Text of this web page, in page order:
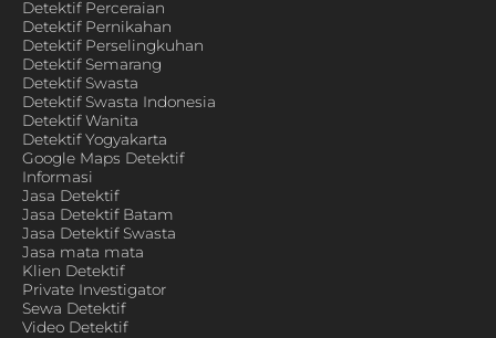
Detektif Perceraian
Detektif Pernikahan
Detektif Perselingkuhan
Detektif Semarang
Detektif Swasta
Detektif Swasta Indonesia
Detektif Wanita
Detektif Yogyakarta
Google Maps Detektif
Informasi
Jasa Detektif
Jasa Detektif Batam
Jasa Detektif Swasta
Jasa mata mata
Klien Detektif
Private Investigator
Sewa Detektif
Video Detektif